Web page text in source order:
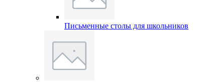
Письменные столы для школьников